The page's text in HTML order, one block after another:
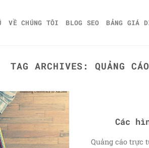
VỀ CHÚNG TÔI BLOG SEO BẢNG GIÁ
TAG ARCHIVES:QUẢNG
Các
Quảng cáo trực